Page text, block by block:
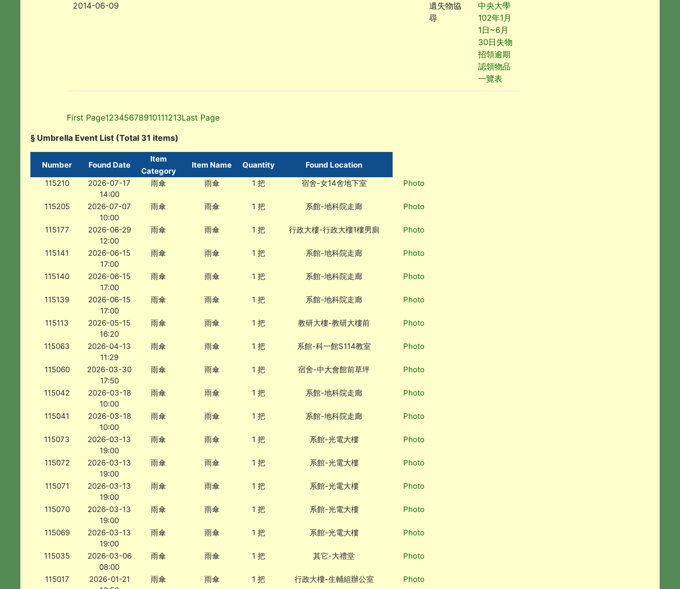
2014-06-09
遺失物協
尋
中央大學
102年1月
1日~6月
30日失物
招領逾期
認領物品
一覽表
First Page12345678910111213Last Page
§ Umbrella Event List (Total 31 items)
Number Found Date
Item
Category
Item Name Quantity
Found Location
115210
2026-07-17
14:00
雨傘 雨傘 1 把 宿舍-女14舍地下室 Photo
115205
2026-07-07
10:00
雨傘 雨傘 1 把 系館-地科院走廊 Photo
115177
2026-06-29
12:00
雨傘 雨傘 1 把 行政大樓-行政大樓1樓男廁 Photo
115141
2026-06-15
17:00
雨傘 雨傘 1 把 系館-地科院走廊 Photo
115140
2026-06-15
17:00
雨傘 雨傘 1 把 系館-地科院走廊 Photo
115139
2026-06-15
17:00
雨傘 雨傘 1 把 系館-地科院走廊 Photo
115113
2026-05-15
16:20
雨傘 雨傘 1 把 教研大樓-教研大樓前 Photo
115063
2026-04-13
11:29
雨傘 雨傘 1 把 系館-科一館S114教室 Photo
115060
2026-03-30
17:50
雨傘 雨傘 1 把 宿舍-中大會館前草坪 Photo
115042
2026-03-18
10:00
雨傘 雨傘 1 把 系館-地科院走廊 Photo
115041
2026-03-18
10:00
雨傘 雨傘 1 把 系館-地科院走廊 Photo
115073
2026-03-13
19:00
雨傘 雨傘 1 把 系館-光電大樓 Photo
115072
2026-03-13
19:00
雨傘 雨傘 1 把 系館-光電大樓 Photo
115071
2026-03-13
19:00
雨傘 雨傘 1 把 系館-光電大樓 Photo
115070
2026-03-13
19:00
雨傘 雨傘 1 把 系館-光電大樓 Photo
115069
2026-03-13
19:00
雨傘 雨傘 1 把 系館-光電大樓 Photo
115035
2026-03-06
08:00
雨傘 雨傘 1 把 其它-大禮堂 Photo
115017
2026-01-21
雨傘 雨傘 1 把 行政大樓-生輔組辦公室 Photo